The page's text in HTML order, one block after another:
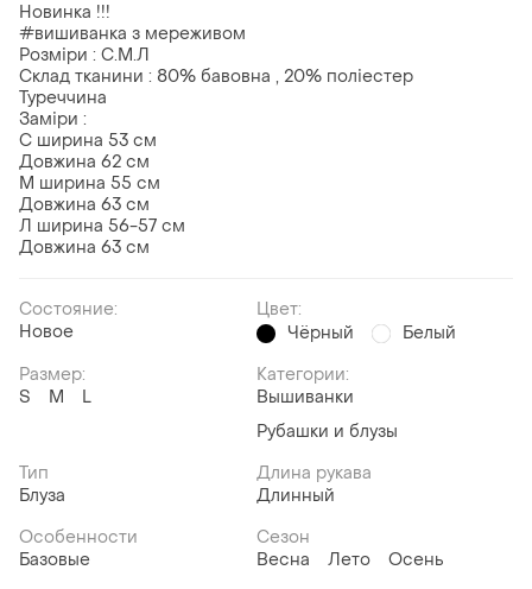
Новинка !!!
#вишиванка з мереживом
Розміри : С.М.Л
Склад тканини : 80% бавовна , 20% поліестер
Туреччина
Заміри :
С ширина 53 см
Довжина 62 см
М ширина 55 см
Довжина 63 см
Л ширина 56-57 см
Довжина 63 см
Состояние:
Новое
Цвет:
Чёрный
Белый
Размер:
S
M L
Категории:
Вышиванки
Рубашки и блузы
Тип
Блуза
Длина рукава
Длинный
Особенности
Базовые
Сезон
Весна
Лето
Осень